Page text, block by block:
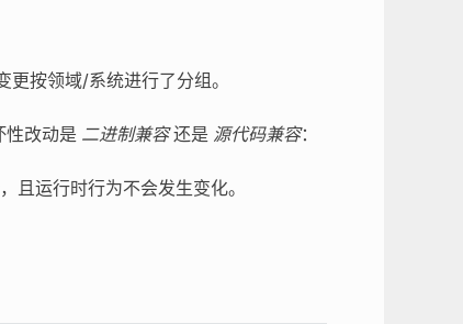
按领域/系统进行了分组。
改动是 二进制兼容还是 源代码兼容：
运行时行为不会发生变化。